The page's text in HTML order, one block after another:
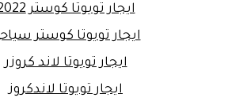
ايجار تويوتا كوستر 2022
ايجار تويوتا كوستر
ايجار تويوتا لاند كروزر
ايجار تويوتا لاندكروز